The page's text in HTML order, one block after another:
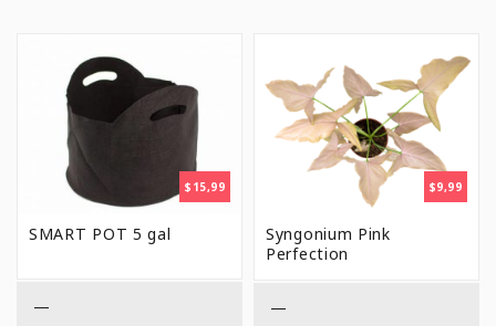
$ 15,99
SMART POT 5 gal
—
$9,99
Syngonium Pink
Perfection
—